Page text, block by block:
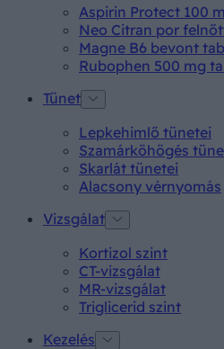
Aspirin Protect 100
Neo Citran por
Magne B6 bevont
Rubophen 500 mg
Tünet
Lepkehimlő tünetei
Szamárköhögés
Skarlát tünetei
Alacsony vérnyomás
Vizsgálat
Kortizol szint
CT-vizsgálat
MR-vizsgálat
Triglicerid szint
Kezelés